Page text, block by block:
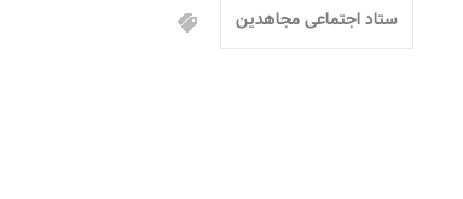
ستاد اجتماعی مجاهدین